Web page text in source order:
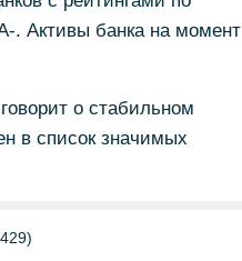
. Активы банка на момент
о стабильном
в список значимых